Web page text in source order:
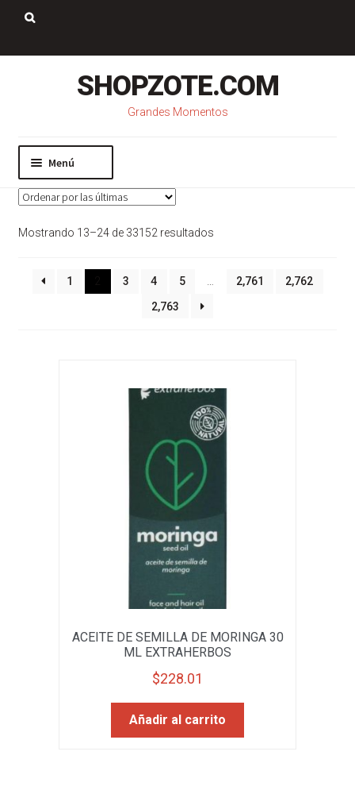
Saltar
navegación
Ir
contenido
SHOPZOTE.COM
Grandes Momentos
Menú
Inicio
Mi cuenta
Pago
Mostrando 13–24 de 33152 resultadosSorted
1
3 4 5 … 2,761
2,762
2,763
ACEITE DE SEMILLA DE MORINGA 30
ML EXTRAHERBOS
$228.01
Añadir al carrito